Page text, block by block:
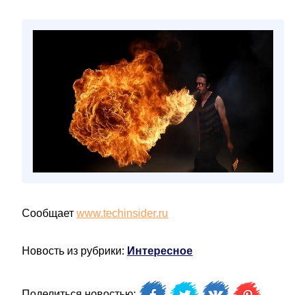
Сообщает www.techinsider.ru
Новость из рубрики: Интересное